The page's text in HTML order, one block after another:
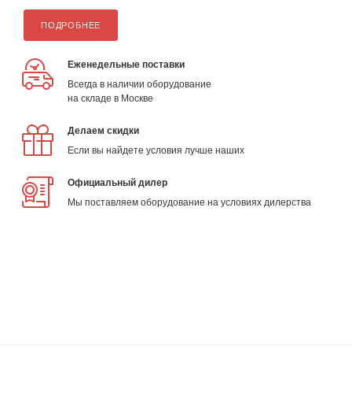
ПОДРОБНЕЕ
Еженедельные поставки
Всегда в наличии оборудование
на складе в Москве
Делаем скидки
Если вы найдете условия лучше наших
Официальный дилер
Мы поставляем оборудование на условиях дилерства